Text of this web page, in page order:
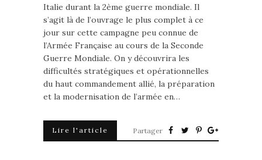
Italie durant la 2ème guerre mondiale. Il
s’agit là de l’ouvrage le plus complet à ce
jour sur cette campagne peu connue de
l’Armée Française au cours de la Seconde
Guerre Mondiale. On y découvrira les
difficultés stratégiques et opérationnelles
du haut commandement allié, la préparation
et la modernisation de l’armée en…
Lire l'article Partager